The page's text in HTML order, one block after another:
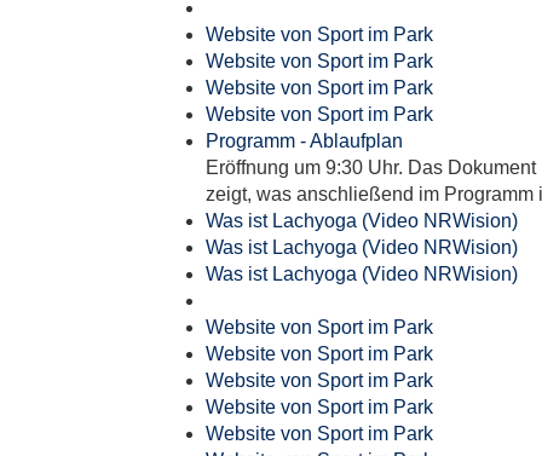
Website von Sport im Park
Website von Sport im Park
Website von Sport im Park
Website von Sport im Park
Programm - Ablaufplan
Eröffnung um 9:30 Uhr. Das Dokument
zeigt, was anschließend im Programm
Was ist Lachyoga (Video NRWision)
Was ist Lachyoga (Video NRWision)
Was ist Lachyoga (Video NRWision)
Website von Sport im Park
Website von Sport im Park
Website von Sport im Park
Website von Sport im Park
Website von Sport im Park